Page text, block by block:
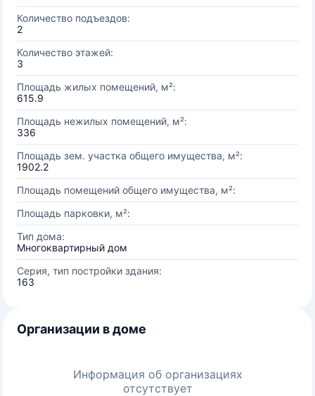
Количество подъездов:
2
Количество этажей:
3
Площадь жилых помещений, м²:
615.9
Площадь нежилых помещений, м²:
336
Площадь зем. участка общего имущества, м²:
1902.2
Площадь помещений общего имущества, м²:
Площадь парковки, м²:
Тип дома:
Многоквартирный дом
Серия, тип постройки здания:
163
Организации в доме
Информация об организациях
отсутствует